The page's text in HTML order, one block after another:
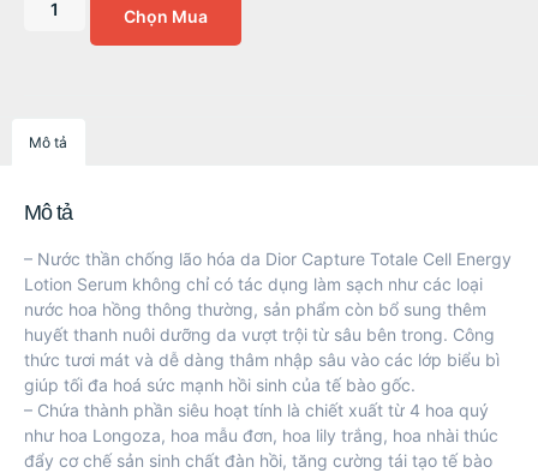
Chọn Mua
Mô tả
Mô tả
– Nước thần chống lão hóa da Dior Capture Totale Cell Energy
Lotion Serum không chỉ có tác dụng làm sạch như các loại
nước hoa hồng thông thường, sản phẩm còn bổ sung thêm
huyết thanh nuôi dưỡng da vượt trội từ sâu bên trong. Công
thức tươi mát và dễ dàng thâm nhập sâu vào các lớp biểu bì
giúp tối đa hoá sức mạnh hồi sinh của tế bào gốc.
– Chứa thành phần siêu hoạt tính là chiết xuất từ 4 hoa quý
như hoa Longoza, hoa mẫu đơn, hoa lily trắng, hoa nhài thúc
đẩy cơ chế sản sinh chất đàn hồi, tăng cường tái tạo tế bào